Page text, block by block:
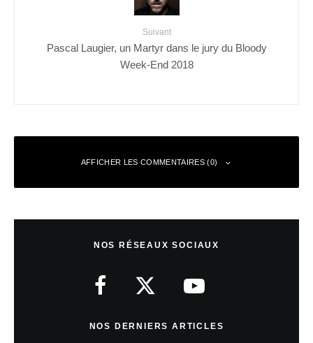
Suivant
Pascal Laugier, un Martyr dans le jury du Bloody
Week-End 2018
AFFICHER LES COMMENTAIRES (0)
NOS RÉSEAUX SOCIAUX
NOS DERNIERS ARTICLES